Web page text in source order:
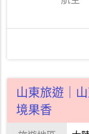
山東旅遊｜
境果香